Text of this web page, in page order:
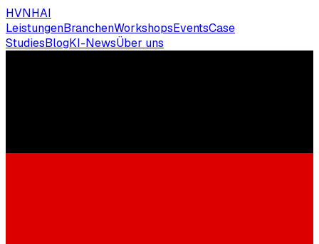
HVNHAI
LeistungenBranchenWorkshopsEventsCase
StudiesBlogKI-NewsÜber uns